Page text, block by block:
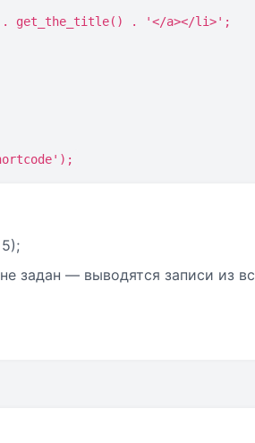
задан — выводятся записи из